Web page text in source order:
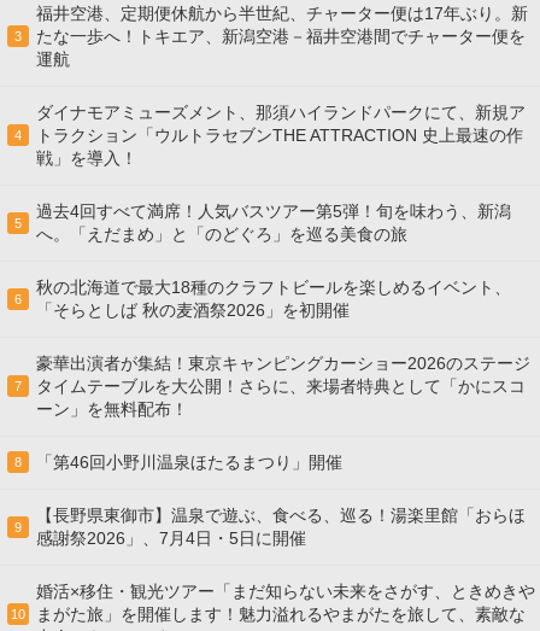
3
福井空港、定期便休航から半世紀、チャーター便は17年ぶり。新
たな一歩へ！トキエア、新潟空港－福井空港間でチャーター便を
運航
4
ダイナモアミューズメント、那須ハイランドパークにて、新規ア
トラクション「ウルトラセブンTHE ATTRACTION 史上最速の作
戦」を導入！
5
過去4回すべて満席！人気バスツアー第5弾！旬を味わう、新潟
へ。「えだまめ」と「のどぐろ」を巡る美食の旅
6
秋の北海道で最大18種のクラフトビールを楽しめるイベント、
「そらとしば 秋の麦酒祭2026」を初開催
7
豪華出演者が集結！東京キャンピングカーショー2026のステージ
タイムテーブルを大公開！さらに、来場者特典として「かにスコ
ーン」を無料配布！
8 「第46回小野川温泉ほたるまつり」開催
9
【長野県東御市】温泉で遊ぶ、食べる、巡る！湯楽里館「おらほ
感謝祭2026」、7月4日・5日に開催
10
婚活×移住・観光ツアー「まだ知らない未来をさがす、ときめきや
まがた旅」を開催します！魅力溢れるやまがたを旅して、素敵な